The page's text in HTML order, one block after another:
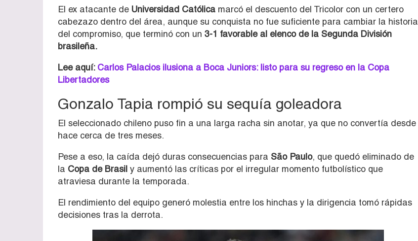
El ex atacante de Universidad Católica marcó el descuento del Tricolor con un certero
cabezazo dentro del área, aunque su conquista no fue suficiente para cambiar la historia
del compromiso, que terminó con un 3-1 favorable al elenco de la Segunda División
brasileña.
Lee aquí: Carlos Palacios ilusiona a Boca Juniors: listo para su regreso en la Copa
Libertadores
Gonzalo Tapia rompió su sequía goleadora
El seleccionado chileno puso fin a una larga racha sin anotar, ya que no convertía desde
hace cerca de tres meses.
Pese a eso, la caída dejó duras consecuencias para São Paulo, que quedó eliminado de
la Copa de Brasil y aumentó las críticas por el irregular momento futbolístico que
atraviesa durante la temporada.
El rendimiento del equipo generó molestia entre los hinchas y la dirigencia tomó rápidas
decisiones tras la derrota.